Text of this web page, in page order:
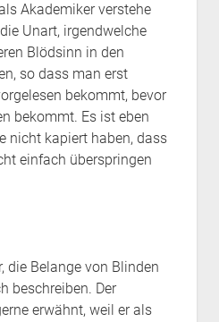
Akademiker verstehe
Unart, irgendwelche
Blödsinn in den
so dass man erst
bekommt, bevor
bekommt. Es ist eben
nicht kapiert haben, dass
einfach überspringen
die Belange von Blinden
beschreiben. Der
erwähnt, weil er als